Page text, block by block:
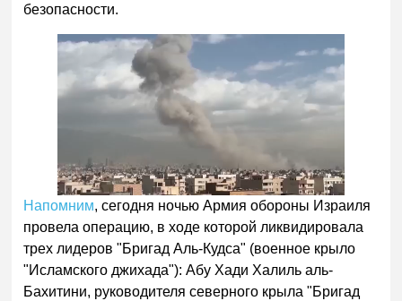
безопасности.
Напомним, сегодня ночью Армия обороны Израиля
провела операцию, в ходе которой ликвидировала
трех лидеров "Бригад Аль-Кудса" (военное крыло
"Исламского джихада"): Абу Хади Халиль аль-
Бахитини, руководителя северного крыла "Бригад